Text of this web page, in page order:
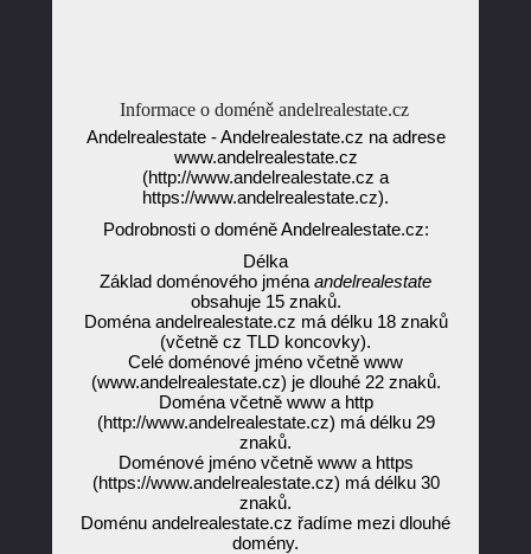
Informace o doméně andelrealestate.cz
Andelrealestate - Andelrealestate.cz na adrese
www.andelrealestate.cz
(http://www.andelrealestate.cz a
https://www.andelrealestate.cz).
Podrobnosti o doméně Andelrealestate.cz:
Délka
Základ doménového jména andelrealestate
obsahuje 15 znaků.
Doména andelrealestate.cz má délku 18 znaků
(včetně cz TLD koncovky).
Celé doménové jméno včetně www
(www.andelrealestate.cz) je dlouhé 22 znaků.
Doména včetně www a http
(http://www.andelrealestate.cz) má délku 29
znaků.
Doménové jméno včetně www a https
(https://www.andelrealestate.cz) má délku 30
znaků.
Doménu andelrealestate.cz řadíme mezi dlouhé
domény.